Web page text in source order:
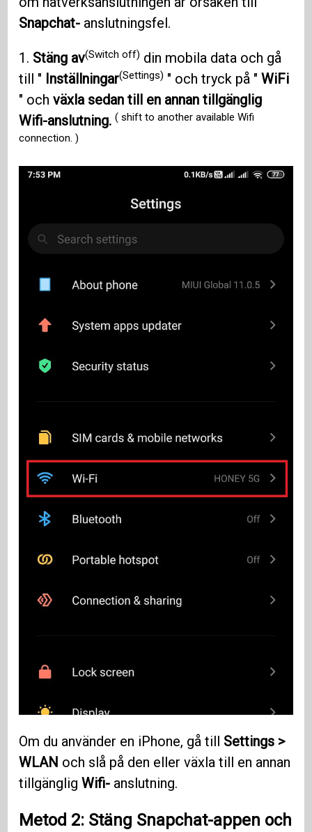
Snapchat- anslutningsfel.
1. Stäng av(Switch off) din mobila data och gå
till " Inställningar(Settings) " och tryck på "WiFi
" ochväxla sedan till en annan tillgänglig
Wifi-anslutning.( shift to another available Wifi
connection. )
Om du använder en iPhone, gå till Settings >
WLAN och slå på den eller växla till en annan
tillgängligWifi- anslutning.
Metod 2: Stäng Snapchat-appen och